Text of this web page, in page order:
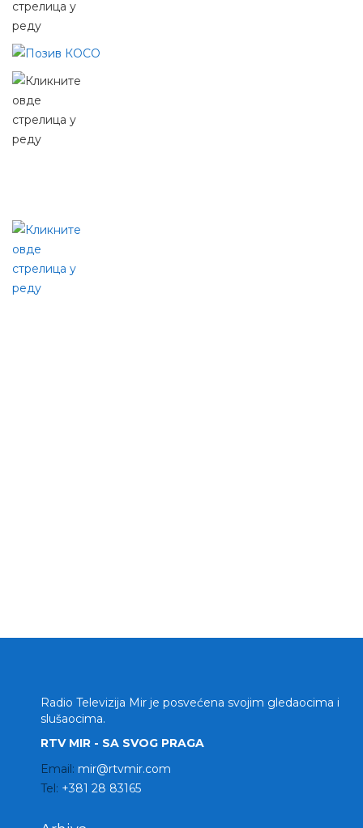
Radio Televizija Mir je posvećena svojim gledaocima i
slušaocima.
RTV MIR - SA SVOG PRAGA
Email: mir@rtvmir.com
Tel: +381 28 83165